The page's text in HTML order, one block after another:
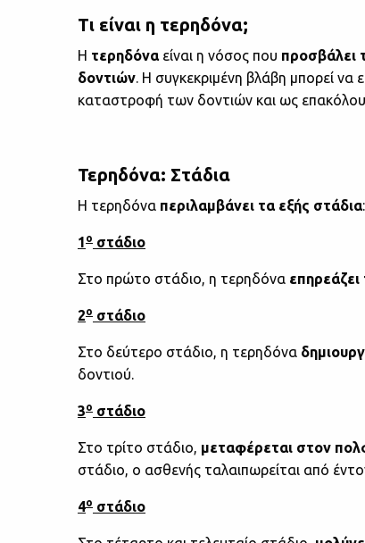
Τι είναι η τερηδόνα;
Η τερηδόναείναι η νόσος που προσβάλει
δοντιών. Η συγκεκριμένη βλάβη μπορεί να
καταστροφή των δοντιών και ως
Τερηδόνα: Στάδια
Η τερηδόνα περιλαμβάνει τα εξής στάδια:
1 ο στάδιο
Στο πρώτο στάδιο, η τερηδόνα
2ο στάδιο
Στο δεύτερο στάδιο, η τερηδόνα
δοντιού.
3ο στάδιο
Στο τρίτο στάδιο, μεταφέρεται στον
στάδιο, ο ασθενής ταλαιπωρείται από
4ο στάδιο